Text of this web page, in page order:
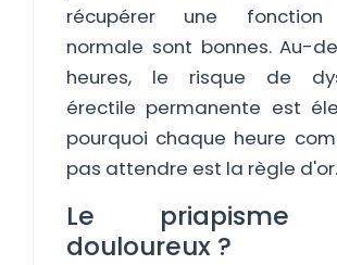
récupérer une fonction
normale sont bonnes. Au-
heures, le risque de
érectile permanente est
pourquoi chaque heure
pas attendre est la règle d'or.
Le priapisme
douloureux ?